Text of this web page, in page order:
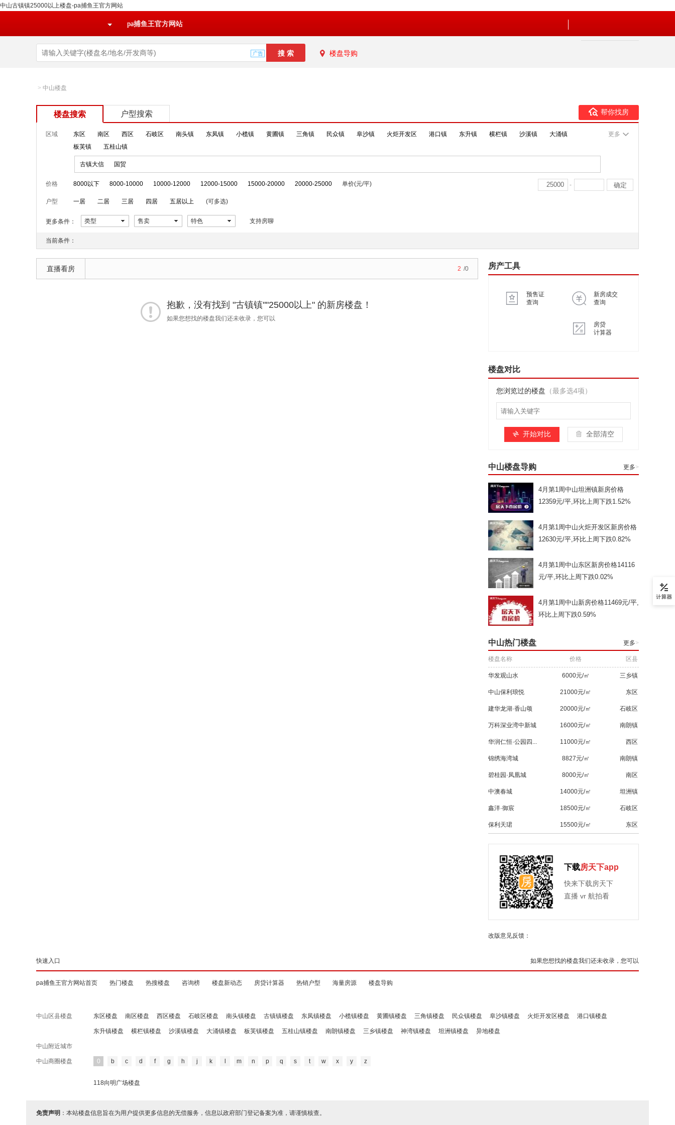
中山古镇镇25000以上楼盘-pa捕鱼王官方网站
pa捕鱼王官方网站
楼盘导购
> 中山楼盘
楼盘搜索 户型搜索 帮你找房
区域 东区 南区 西区 石岐区 南头镇 东凤镇 小榄镇 黄圃镇 三角镇 民众镇 阜沙镇 火炬开发区 港口镇 东升镇 横栏镇 沙溪镇
大涌镇
板芙镇
五桂山镇
更多
古镇大信 国贸
价格 8000以下 8000-10000 10000-12000 12000-15000 15000-20000 20000-25000 单价(元/平) -
户型 一居 二居 三居 四居 五居以上 (可多选)
更多条件： 类型 售卖 特色 支持房聊
当前条件：
直播看房 2 /0
抱歉，没有找到 "古镇镇""25000以上" 的新房楼盘！
如果您想找的楼盘我们还未收录，您可以
房产工具
预售证
查询
新房成交
查询
房贷
计算器
楼盘对比
您浏览过的楼盘 （最多选4项）
开始对比 全部清空
中山楼盘导购 更多>
4月第1周中山坦洲镇新房价格
12359元/平,环比上周下跌1.52%
4月第1周中山火炬开发区新房价格
12630元/平,环比上周下跌0.82%
4月第1周中山东区新房价格14116
元/平,环比上周下跌0.02%
4月第1周中山新房价格11469元/平,
环比上周下跌0.59%
中山热门楼盘 更多>
楼盘名称 价格 区县
华发观山水 6000元/㎡ 三乡镇
中山保利琅悦 21000元/㎡ 东区
建华龙湖·香山颂 20000元/㎡ 石岐区
万科深业湾中新城 16000元/㎡ 南朗镇
华润仁恒·公园四... 11000元/㎡ 西区
锦绣海湾城 8827元/㎡ 南朗镇
碧桂园·凤凰城 8000元/㎡ 南区
中澳春城 14000元/㎡ 坦洲镇
鑫洋·御宸 18500元/㎡ 石岐区
保利天珺 15500元/㎡ 东区
下载房天下app
快来下载房天下
直播 vr 航拍看
改版意见反馈：
如果您想找的楼盘我们还未收录，您可以
快速入口
pa捕鱼王官方网站首页 热门楼盘 热搜楼盘 咨询榜 楼盘新动态 房贷计算器 热销户型 海量房源 楼盘导购
中山区县楼盘 东区楼盘 南区楼盘 西区楼盘 石岐区楼盘 南头镇楼盘 古镇镇楼盘 东凤镇楼盘 小榄镇楼盘 黄圃镇楼盘 三角镇楼盘 民众镇楼盘 阜沙镇楼盘 火炬开发区楼盘 港口镇楼盘
东升镇楼盘 横栏镇楼盘 沙溪镇楼盘 大涌镇楼盘 板芙镇楼盘 五桂山镇楼盘 南朗镇楼盘 三乡镇楼盘 神湾镇楼盘 坦洲镇楼盘 异地楼盘
中山附近城市
中山商圈楼盘 0 b c d f g h j k m n p q s t w x y z
118向明广场楼盘
免责声明 ：本站楼盘信息旨在为用户提供更多信息的无偿服务，信息以政府部门登记备案为准，请谨慎核查。